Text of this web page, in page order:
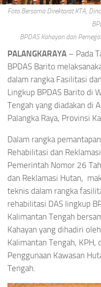
Foto Bersama Direktorat KTA,
BPDAS Kahayan dan
PALANGKARAYA – Pada
BPDAS Barito
dalam rangka Fasilitasi
Lingkup BPDAS Barito di
Tengah yang diadakan di
Palangka Raya, Provinsi
Dalam rangka
Rehabilitasi dan
Pemerintah Nomor 26
dan Reklamasi Hutan,
teknis dalam rangka
rehabilitasi DAS lingkup
Kalimantan Tengah
Kahayan yang dihadiri
Kalimantan Tengah,
Penggunaan Kawasan
Tengah.